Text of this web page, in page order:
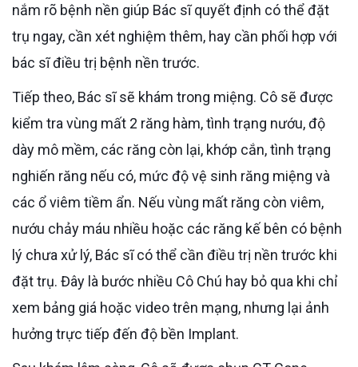
nắm rõ bệnh nền giúp Bác sĩ quyết định có thể đặt
trụ ngay, cần xét nghiệm thêm, hay cần phối hợp với
bác sĩ điều trị bệnh nền trước.
Tiếp theo, Bác sĩ sẽ khám trong miệng. Cô sẽ được
kiểm tra vùng mất 2 răng hàm, tình trạng nướu, độ
dày mô mềm, các răng còn lại, khớp cắn, tình trạng
nghiến răng nếu có, mức độ vệ sinh răng miệng và
các ổ viêm tiềm ẩn. Nếu vùng mất răng còn viêm,
nướu chảy máu nhiều hoặc các răng kế bên có bệnh
lý chưa xử lý, Bác sĩ có thể cần điều trị nền trước khi
đặt trụ. Đây là bước nhiều Cô Chú hay bỏ qua khi chỉ
xem bảng giá hoặc video trên mạng, nhưng lại ảnh
hưởng trực tiếp đến độ bền Implant.